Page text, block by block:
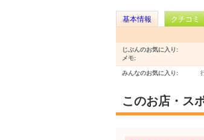
基本情報 クチコミ
じぶんのお気に入り:
メモ:
みんなのお気に入り:
このお店・ス